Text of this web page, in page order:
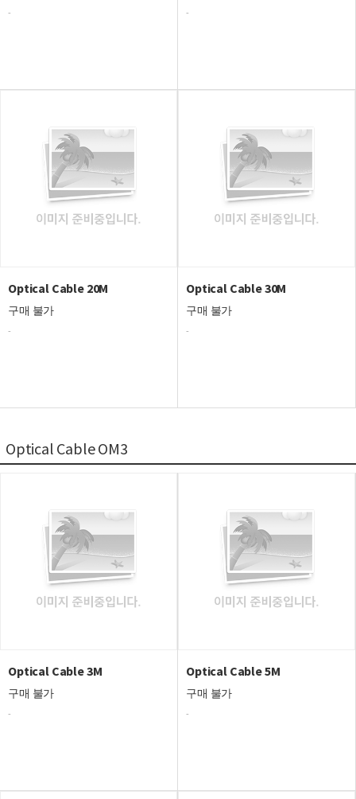
- -
Optical Cable 20M
구매 불가
-
Optical Cable 30M
구매 불가
-
Optical Cable OM3
Optical Cable 3M
구매 불가
-
Optical Cable 5M
구매 불가
-